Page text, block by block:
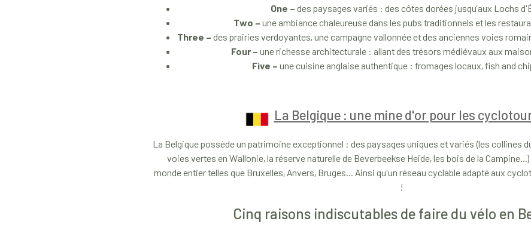
One – des paysages variés : des côtes dorées jusqu’aux Lochs
Two – une ambiance chaleureuse dans les pubs traditionnels et les
Three – des prairies verdoyantes, une campagne vallonnée et des anciennes voies
Four – une richesse architecturale : allant des trésors médiévaux aux
Five – une cuisine anglaise authentique : fromages locaux, fish and
La Belgique : une mine d'or pour les
La Belgique possède un patrimoine exceptionnel : des paysages uniques et variés (les collines
voies vertes en Wallonie, la réserve naturelle de Beverbeekse Heide, les bois de la
monde entier telles que Bruxelles, Anvers, Bruges... Ainsi qu'un réseau cyclable adapté aux
!
Cinq raisons indiscutables de faire du vélo en